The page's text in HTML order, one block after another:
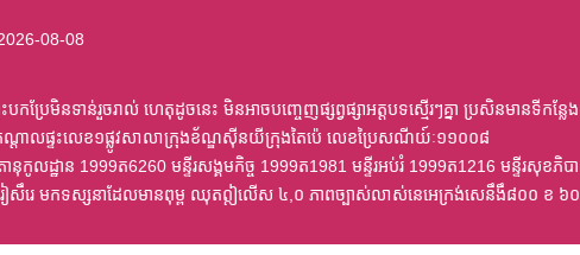
08-08
កប្រែមិនទាន់រួចរាល់ ហេតុដូចនេះ មិនអាចបញ្ចេញផ្សព្វផ្សាអត្តបទស្មើរៗគ្នា ប្រសិនមានទីកន្ល
ណ្តាលផ្ទះលេខ១ផ្លូវសាលាក្រុងខ័ណ្ឌស៊ីនយីក្រុងតៃប៉េ លេខប្រៃសណីយ៍ៈ១១០០៨
ានុកូលដ្ឋាន 1999ត6260 មន្ទីរសង្គមកិច្ច 1999ត1981 មន្ទីរអប់រំ 1999ត1216 មន្ទីរសុខ
សឹរេ មកទស្សនាដែលមានពុម្ព ឈុតឦលើស ៤,០ ភាពច្បាស់លាស់នេអេក្រង់សេនឹងឹ៨០០ ខ ៦